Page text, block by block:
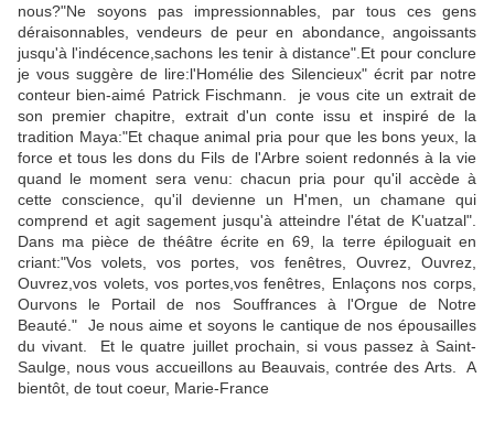
nous?"Ne soyons pas impressionnables, par tous ces gens
déraisonnables, vendeurs de peur en abondance, angoissants
jusqu'à l'indécence,sachons les tenir à distance".Et pour conclure
je vous suggère de lire:l'Homélie des Silencieux" écrit par notre
conteur bien-aimé Patrick Fischmann. je vous cite un extrait de
son premier chapitre, extrait d'un conte issu et inspiré de la
tradition Maya:"Et chaque animal pria pour que les bons yeux, la
force et tous les dons du Fils de l'Arbre soient redonnés à la vie
quand le moment sera venu: chacun pria pour qu'il accède à
cette conscience, qu'il devienne un H'men, un chamane qui
comprend et agit sagement jusqu'à atteindre l'état de K'uatzal".
Dans ma pièce de théâtre écrite en 69, la terre épiloguait en
criant:"Vos volets, vos portes, vos fenêtres, Ouvrez, Ouvrez,
Ouvrez,vos volets, vos portes,vos fenêtres, Enlaçons nos corps,
Ourvons le Portail de nos Souffrances à l'Orgue de Notre
Beauté." Je nous aime et soyons le cantique de nos épousailles
du vivant. Et le quatre juillet prochain, si vous passez à Saint-
Saulge, nous vous accueillons au Beauvais, contrée des Arts. A
bientôt, de tout coeur, Marie-France